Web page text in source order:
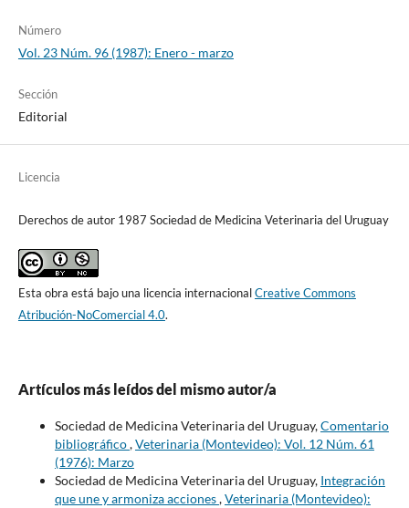
Número
Vol. 23 Núm. 96 (1987): Enero - marzo
Sección
Editorial
Licencia
Derechos de autor 1987 Sociedad de Medicina Veterinaria del Uruguay
Esta obra está bajo una licencia internacionalCreative Commons
Atribución-NoComercial 4.0.
Artículos más leídos del mismo autor/a
Sociedad de Medicina Veterinaria del Uruguay,Comentario
bibliográfico,Veterinaria (Montevideo): Vol. 12 Núm. 61
(1976): Marzo
Sociedad de Medicina Veterinaria del Uruguay, Integración
que une y armoniza acciones,Veterinaria (Montevideo):